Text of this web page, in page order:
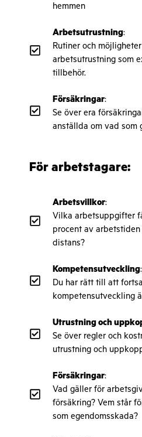
hemmen
Arbetsutrustning:
Rutiner och
arbetsutrustning som
tillbehör.
Försäkringar:
Se över era
anställda om vad som
För arbetstagare:
Arbetsvillkor:
Vilka arbetsuppgifter
procent av
distans?
Kompetensutveckling:
Du har rätt till att
kompetensutveckling
Utrustning och
Se över regler och
utrustning och
Försäkringar:
Vad gäller för
försäkring? Vem står
som egendomsskada?